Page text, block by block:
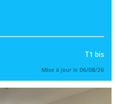
T1 bis
Mise à jour le 06/08/26